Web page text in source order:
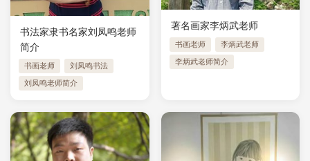
书法家隶书名家刘凤鸣老师
简介
书画老师 刘凤鸣书法
刘凤鸣老师简介
著名画家李炳武老师
书画老师 李炳武老师
李炳武老师简介